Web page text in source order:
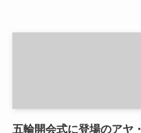
五輪開会式に登場のアヤ・